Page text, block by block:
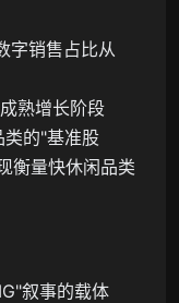
字销售占比从
熟增长阶段
的"基准股
衡量快休闲品类
叙事的载体